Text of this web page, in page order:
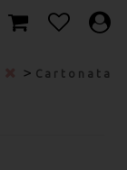
> Cartonata